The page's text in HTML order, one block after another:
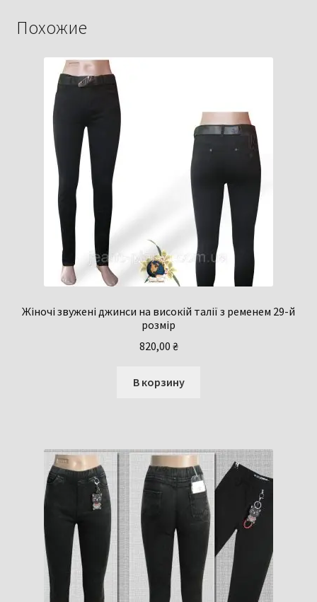
Похожие
Жіночі звужені джинси на високій талії з ременем 29-й
розмір
820,00 ₴
В корзину